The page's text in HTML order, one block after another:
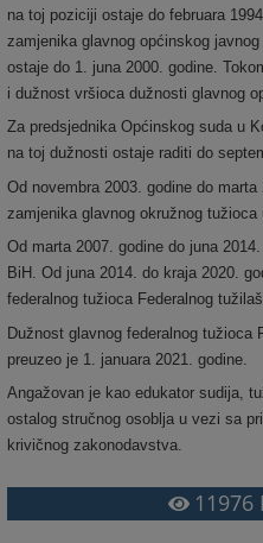
na toj poziciji ostaje do februara
zamjenika glavnog općinskog
ostaje do 1. juna 2000. godine.
i dužnost vršioca dužnosti glavnog
Za predsjednika Općinskog suda u
na toj dužnosti ostaje raditi do
Od novembra 2003. godine do
zamjenika glavnog okružnog tužioca
Od marta 2007. godine do juna
BiH. Od juna 2014. do kraja 2020.
federalnog tužioca Federalnog
Dužnost glavnog federalnog tužioca
preuzeo je 1. januara 2021. godine.
Angažovan je kao edukator sudija,
ostalog stručnog osoblja u vezi sa
krivičnog zakonodavstva.
11976